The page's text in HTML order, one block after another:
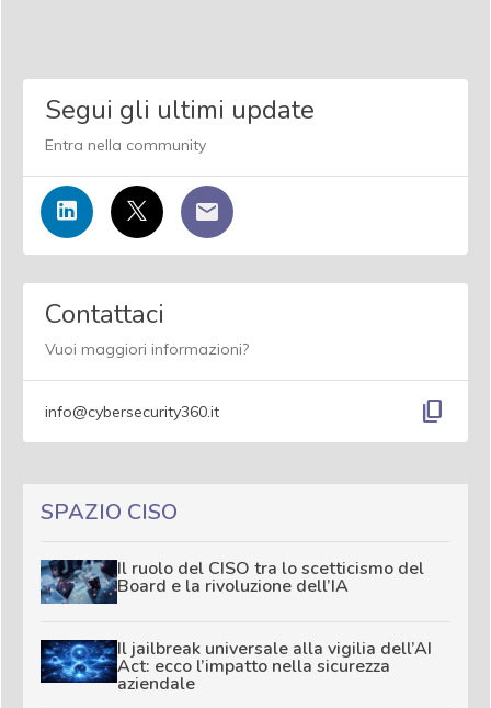
Segui gli ultimi update
Entra nella community
Contattaci
Vuoi maggiori informazioni?
info@cybersecurity360.it content_copy
SPAZIO CISO
Il ruolo del CISO tra lo scetticismo del
Board e la rivoluzione dell’IA
Il jailbreak universale alla vigilia dell’AI
Act: ecco l’impatto nella sicurezza
aziendale